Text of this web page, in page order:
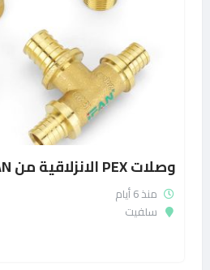
وصلات PEX الانزلاقية من IFAN الأكثر مبيعاً
منذ 6 أيام
سلفيت